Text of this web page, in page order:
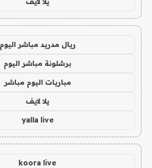
ريال مدريد مباشر اليوم
برشلونة مباشر اليوم
مباريات اليوم مباشر
يلا لايف
yalla live
koora live